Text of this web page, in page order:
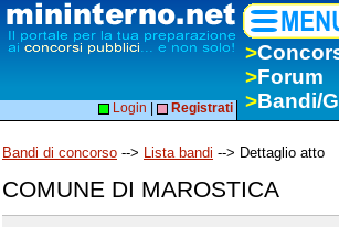
>
>Forum
>Bandi/
Login Registrati
Bandi di concorso --> Lista bandi --> Dettaglio atto
COMUNE DI MAROSTICA